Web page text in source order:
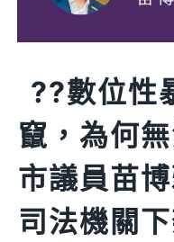
?️?數位性
竄，為何
市議員苗
司法機關